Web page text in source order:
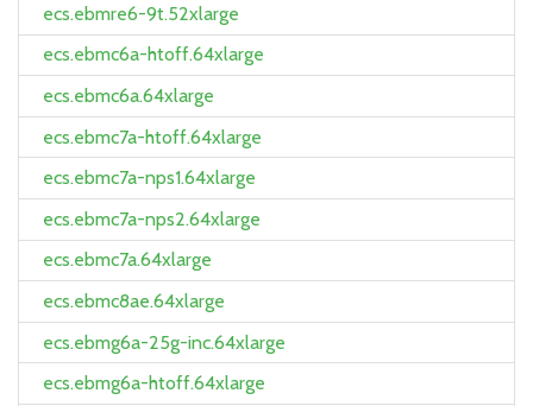
ecs.ebmre6-9t.52xlarge
ecs.ebmc6a-htoff.64xlarge
ecs.ebmc6a.64xlarge
ecs.ebmc7a-htoff.64xlarge
ecs.ebmc7a-nps1.64xlarge
ecs.ebmc7a-nps2.64xlarge
ecs.ebmc7a.64xlarge
ecs.ebmc8ae.64xlarge
ecs.ebmg6a-25g-inc.64xlarge
ecs.ebmg6a-htoff.64xlarge